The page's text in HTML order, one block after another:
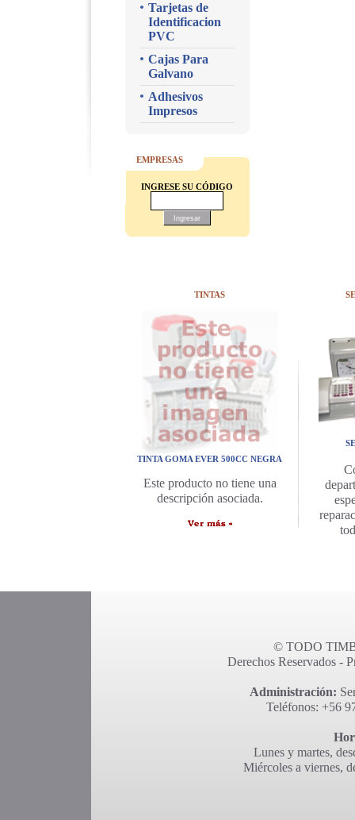
Tarjetas de
Identificacion
PVC
Cajas Para
Galvano
Adhesivos
Impresos
EMPRESAS
INGRESE SU CÓDIGO
TINTAS
TINTA GOMA EVER 500CC NEGRA
Este producto no tiene una
descripción asociada.
© TODO
Derechos Reservados -
Administración:
Teléfonos: +56
Lunes y martes,
Miércoles a viernes,